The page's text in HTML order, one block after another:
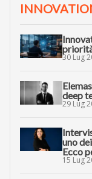
30 Lug
deep
29 Lug
uno
Ecco
15 Lug